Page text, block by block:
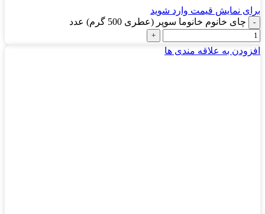
برای نمایش قیمت وارد شوید
چای خانوم خانوما سوپر (عطری 500 گرم) عدد
افزودن به علاقه مندی ها